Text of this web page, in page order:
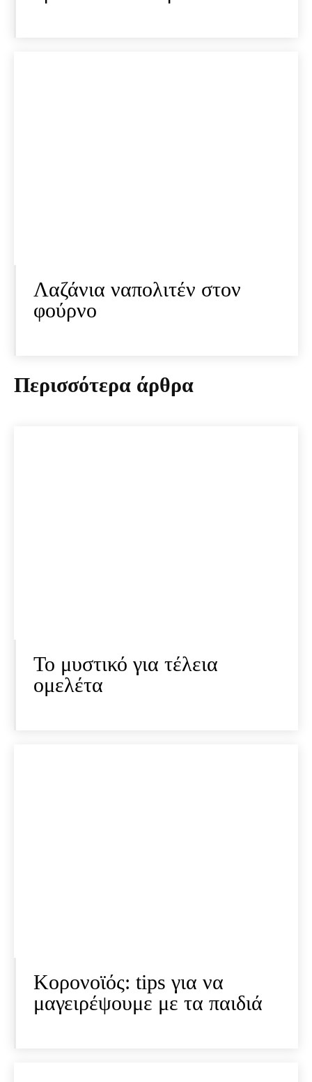
Λαζάνια ναπολιτέν στον
φούρνο
Περισσότερα άρθρα
Το μυστικό για τέλεια
ομελέτα
Κορονοϊός: tips για να
μαγειρέψουμε με τα παιδιά